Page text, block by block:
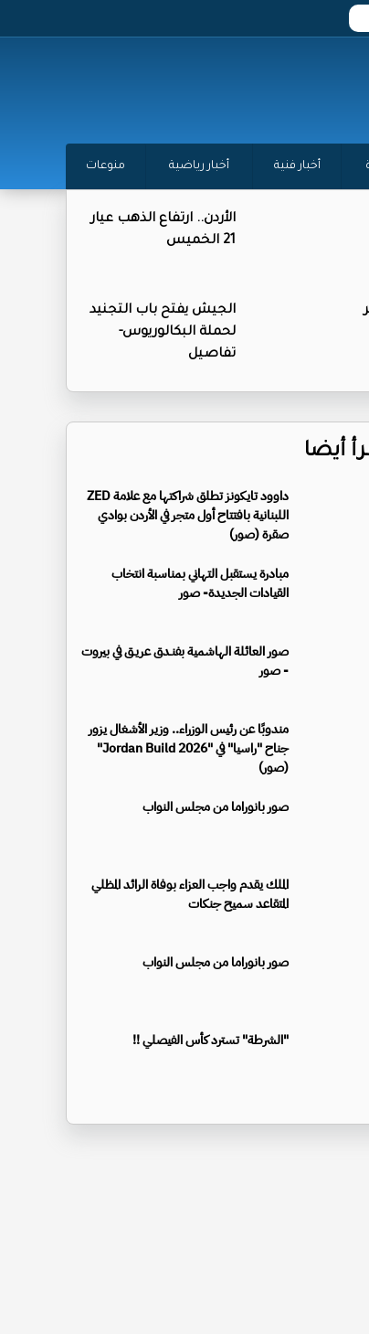
أخبار فنية أخبار رياضية منوعات
الأردن.. ارتفاع الذهب عيار
21 الخميس
الجيش يفتح باب التجنيد
لحملة البكالوريوس-
تفاصيل
أيضا
داوود تايكونز تطلق شراكتها مع علامة ZED
اللبنانية بافتتاح أول متجر في الأردن بوادي
صقرة (صور)
مبادرة يستقبل التهاني بمناسبة انتخاب
القيادات الجديدة- صور
صور العائلة الهاشمية بفنـدق عريـق في بيروت
- صور
مندوبًا عن رئيس الوزراء.. وزير الأشغال يزور
جناح "راسيا" في "Jordan Build 2026"
(صور)
صور بانوراما من مجلس النواب
الملك يقدم واجب العزاء بوفاة الرائد المظلي
المتقاعد سميح جنكات
صور بانوراما من مجلس النواب
"الشرطة" تسترد كأس الفيصلي !!